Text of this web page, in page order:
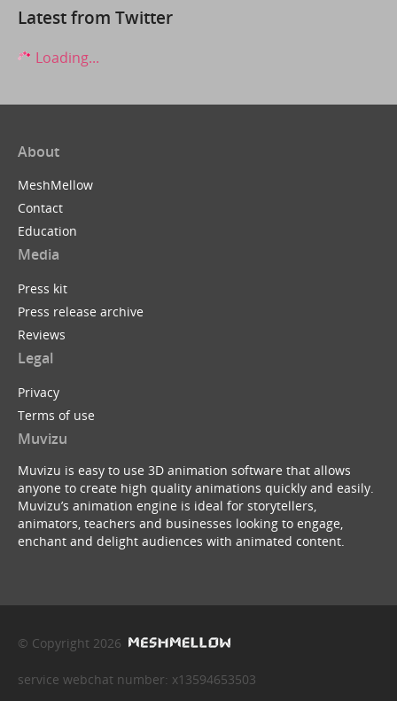
Latest from Twitter
Loading...
About
MeshMellow
Contact
Education
Media
Press kit
Press release archive
Reviews
Legal
Privacy
Terms of use
Muvizu
Muvizu is easy to use 3D animation software that allows
anyone to create high quality animations quickly and easily.
Muvizu’s animation engine is ideal for storytellers,
animators, teachers and businesses looking to engage,
enchant and delight audiences with animated content.
© Copyright 2026
service webchat number: x13594653503